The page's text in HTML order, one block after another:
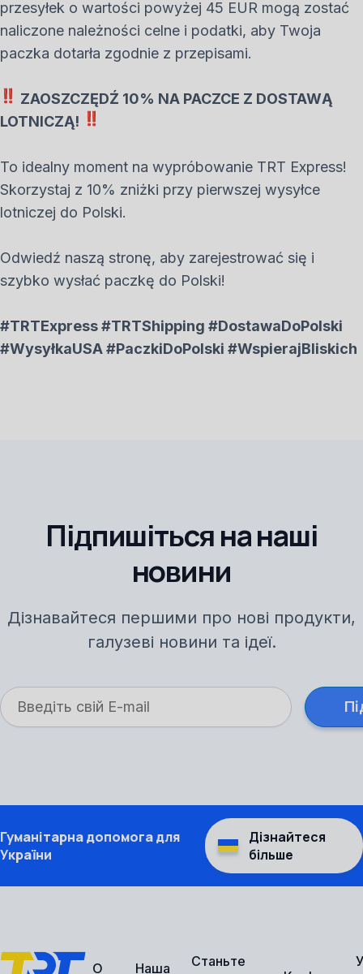
przesyłek o wartości powyżej 45 EUR mogą zostać
naliczone należności celne i podatki, aby Twoja
paczka dotarła zgodnie z przepisami.
ZAOSZCZĘDŹ 10% NA PACZCE Z DOSTAWĄ
LOTNICZĄ!
To idealny moment na wypróbowanie TRT Express!
Skorzystaj z 10% zniżki przy pierwszej wysyłce
lotniczej do Polski.
Odwiedź naszą stronę, aby zarejestrować się i
szybko wysłać paczkę do Polski!
#TRTExpress #TRTShipping #DostawaDoPolski
#WysyłkaUSA #PaczkiDoPolski #WspierajBliskich
Підпишіться на наші
новини
Дізнавайтеся першими про нові продукти,
галузеві новини та ідеї.
Гуманітарна допомога для
України
Дізнайтеся
більше
О Наша
Станьте